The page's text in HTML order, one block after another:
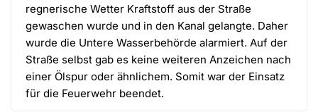
regnerische Wetter Kraftstoff aus der Straße
gewaschen wurde und in den Kanal gelangte. Daher
wurde die Untere Wasserbehörde alarmiert. Auf der
Straße selbst gab es keine weiteren Anzeichen nach
einer Ölspur oder ähnlichem. Somit war der Einsatz
für die Feuerwehr beendet.